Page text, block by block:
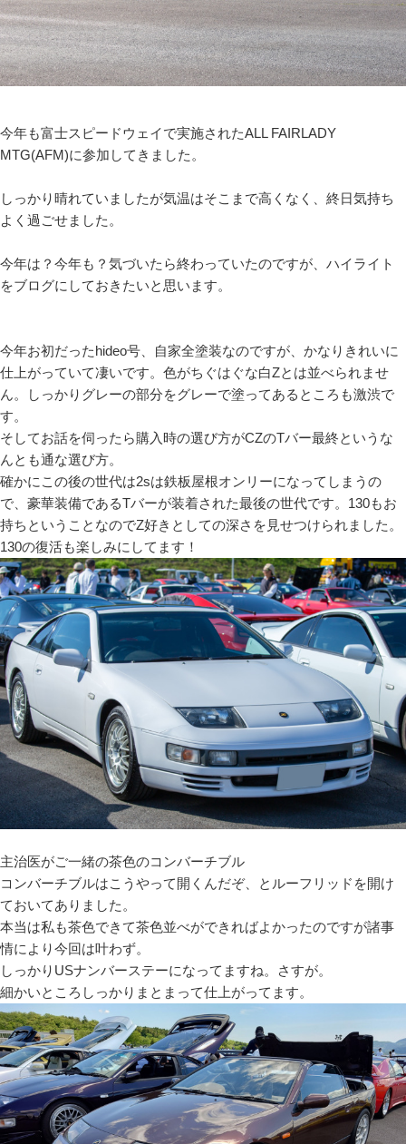
今年も富士スピードウェイで実施されたALL FAIRLADY
MTG(AFM)に参加してきました。
しっかり晴れていましたが気温はそこまで高くなく、終日気持ち
よく過ごせました。
今年は？今年も？気づいたら終わっていたのですが、ハイライト
をブログにしておきたいと思います。
今年お初だったhideo号、自家全塗装なのですが、かなりきれいに
仕上がっていて凄いです。色がちぐはぐな白Zとは並べられませ
ん。しっかりグレーの部分をグレーで塗ってあるところも激渋で
す。
そしてお話を伺ったら購入時の選び方がCZのTバー最終というな
んとも通な選び方。
確かにこの後の世代は2sは鉄板屋根オンリーになってしまうの
で、豪華装備であるTバーが装着された最後の世代です。130もお
持ちということなのでZ好きとしての深さを見せつけられました。
130の復活も楽しみにしてます！
主治医がご一緒の茶色のコンバーチブル
コンバーチブルはこうやって開くんだぞ、とルーフリッドを開け
ておいてありました。
本当は私も茶色できて茶色並べができればよかったのですが諸事
情により今回は叶わず。
しっかりUSナンバーステーになってますね。さすが。
細かいところしっかりまとまって仕上がってます。